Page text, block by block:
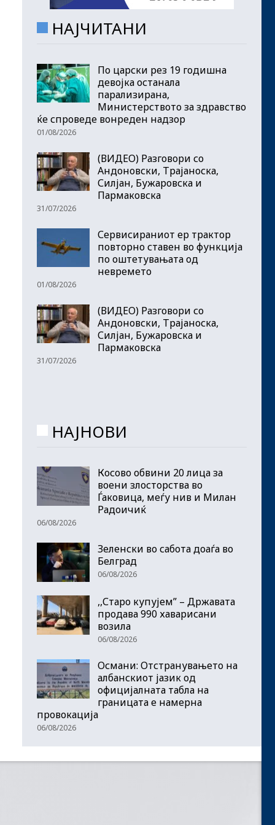
НАЈЧИТАНИ
По царски рез 19 годишна
девојка останала
парализирана,
Министерството за здравство
ќе спроведе вонреден надзор
01/08/2026
(ВИДЕО) Разговори со
Андоновски, Трајаноска,
Силјан, Бужаровска и
Пармаковска
31/07/2026
Сервисираниот ер трактор
повторно ставен во функција
по оштетувањата од
невремето
01/08/2026
(ВИДЕО) Разговори со
Андоновски, Трајаноска,
Силјан, Бужаровска и
Пармаковска
31/07/2026
НАЈНОВИ
Косово обвини 20 лица за
воени злосторства во
Ѓаковица, меѓу нив и Милан
Радоичиќ
06/08/2026
Зеленски во сабота доаѓа во
Белград
06/08/2026
,,Старо купујем” – Државата
продава 990 хаварисани
возила
06/08/2026
Османи: Отстранувањето на
албанскиот јазик од
официјалната табла на
границата е намерна
провокација
06/08/2026